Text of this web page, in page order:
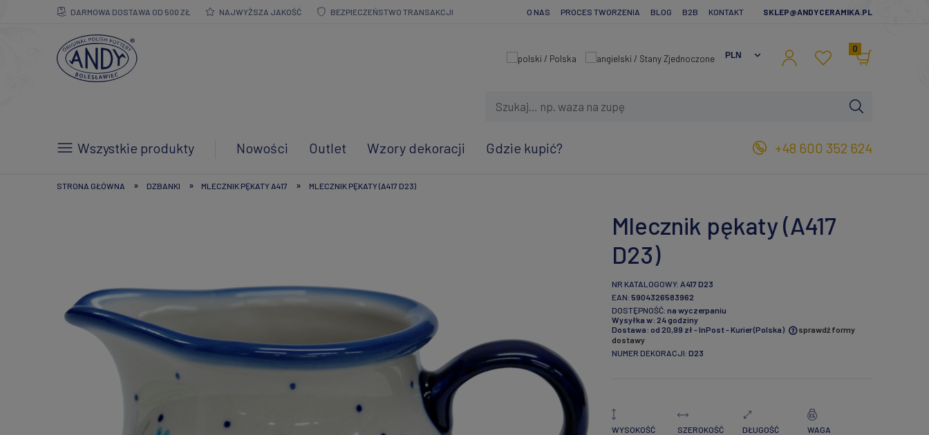
DARMOWA DOSTAWA OD 500 ZŁ NAJWYŻSZA JAKOŚĆ BEZPIECZEŃSTWO TRANSAKCJI O NAS PROCES TWORZENIA BLOG B2B KONTAKT SKLEP@ANDYCERAMIKA.PL
0
Wszystkie produkty Nowości Outlet Wzory dekoracji Gdzie kupić? +48 600 352 624
STRONA GŁÓWNA » DZBANKI » MLECZNIK PĘKATY A417 » MLECZNIK PĘKATY (A417 D23)
Mlecznik pękaty (A417
D23)
NR KATALOGOWY: A417 D23
EAN: 5904326583962
DOSTĘPNOŚĆ: na wyczerpaniu
Wysyłka w: 24 godziny
Dostawa: od 20,99 zł- InPost - Kurier(Polska)
Cena nie zawiera ewentualnych
sprawdź formy
dostawy
NUMER DEKORACJI: D23
WYSOKOŚĆ SZEROKOŚĆ DŁUGOŚĆ WAGA